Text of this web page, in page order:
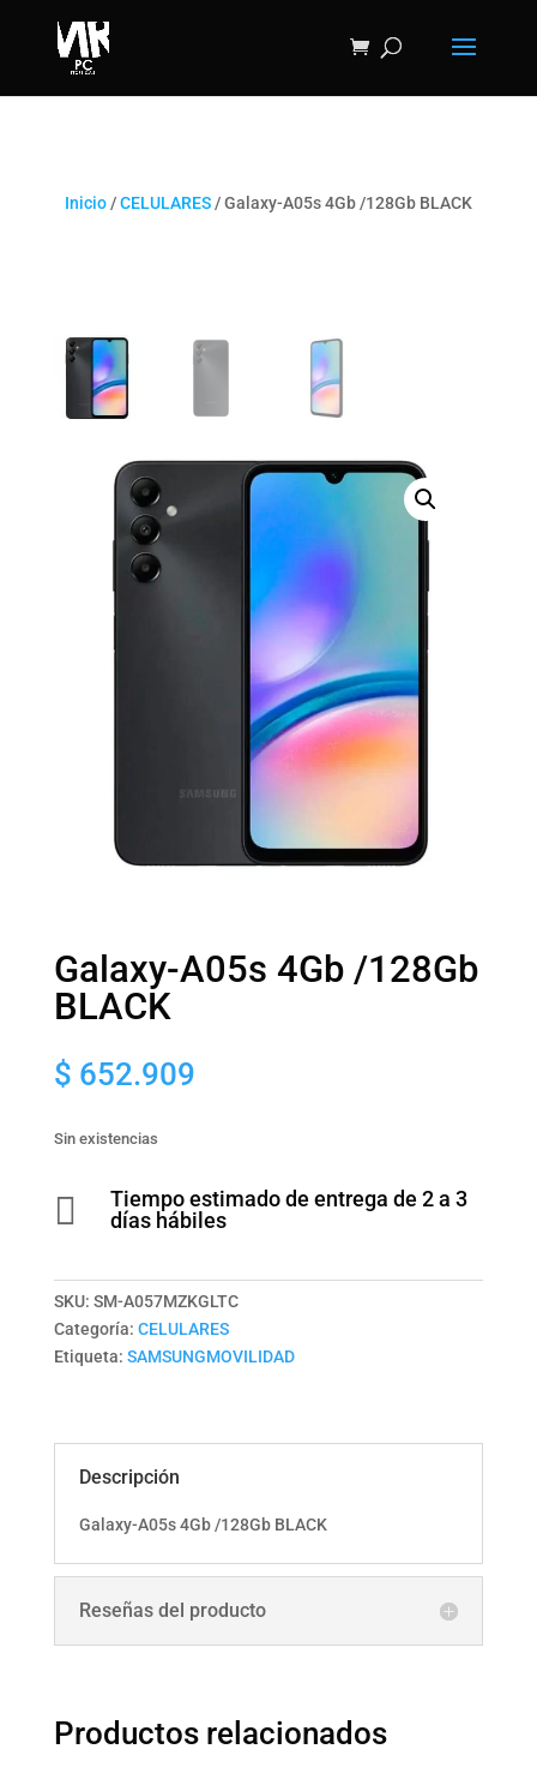
Inicio/CELULARES/ Galaxy-A05s 4Gb /128Gb BLACK
Galaxy-A05s 4Gb /128Gb
BLACK
$ 652.909
Sin existencias

Tiempo estimado de entrega de 2 a 3
días hábiles
SKU: SM-A057MZKGLTC
Categoría: CELULARES
Etiqueta: SAMSUNGMOVILIDAD
Descripción
Galaxy-A05s 4Gb /128Gb BLACK
Reseñas del producto
Productos relacionados